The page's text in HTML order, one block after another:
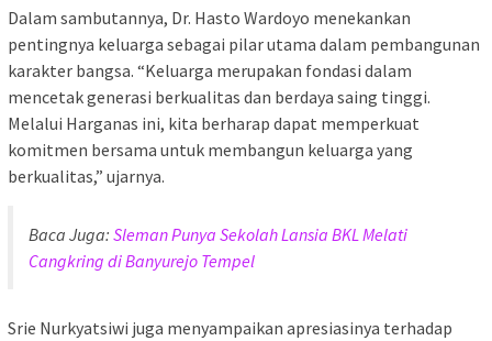
Dalam sambutannya, Dr. Hasto Wardoyo menekankan
pentingnya keluarga sebagai pilar utama dalam pembangunan
karakter bangsa. “Keluarga merupakan fondasi dalam
mencetak generasi berkualitas dan berdaya saing tinggi.
Melalui Harganas ini, kita berharap dapat memperkuat
komitmen bersama untuk membangun keluarga yang
berkualitas,” ujarnya.
Baca Juga: Sleman Punya Sekolah Lansia BKL Melati
Cangkring di Banyurejo Tempel
Srie Nurkyatsiwi juga menyampaikan apresiasinya terhadap